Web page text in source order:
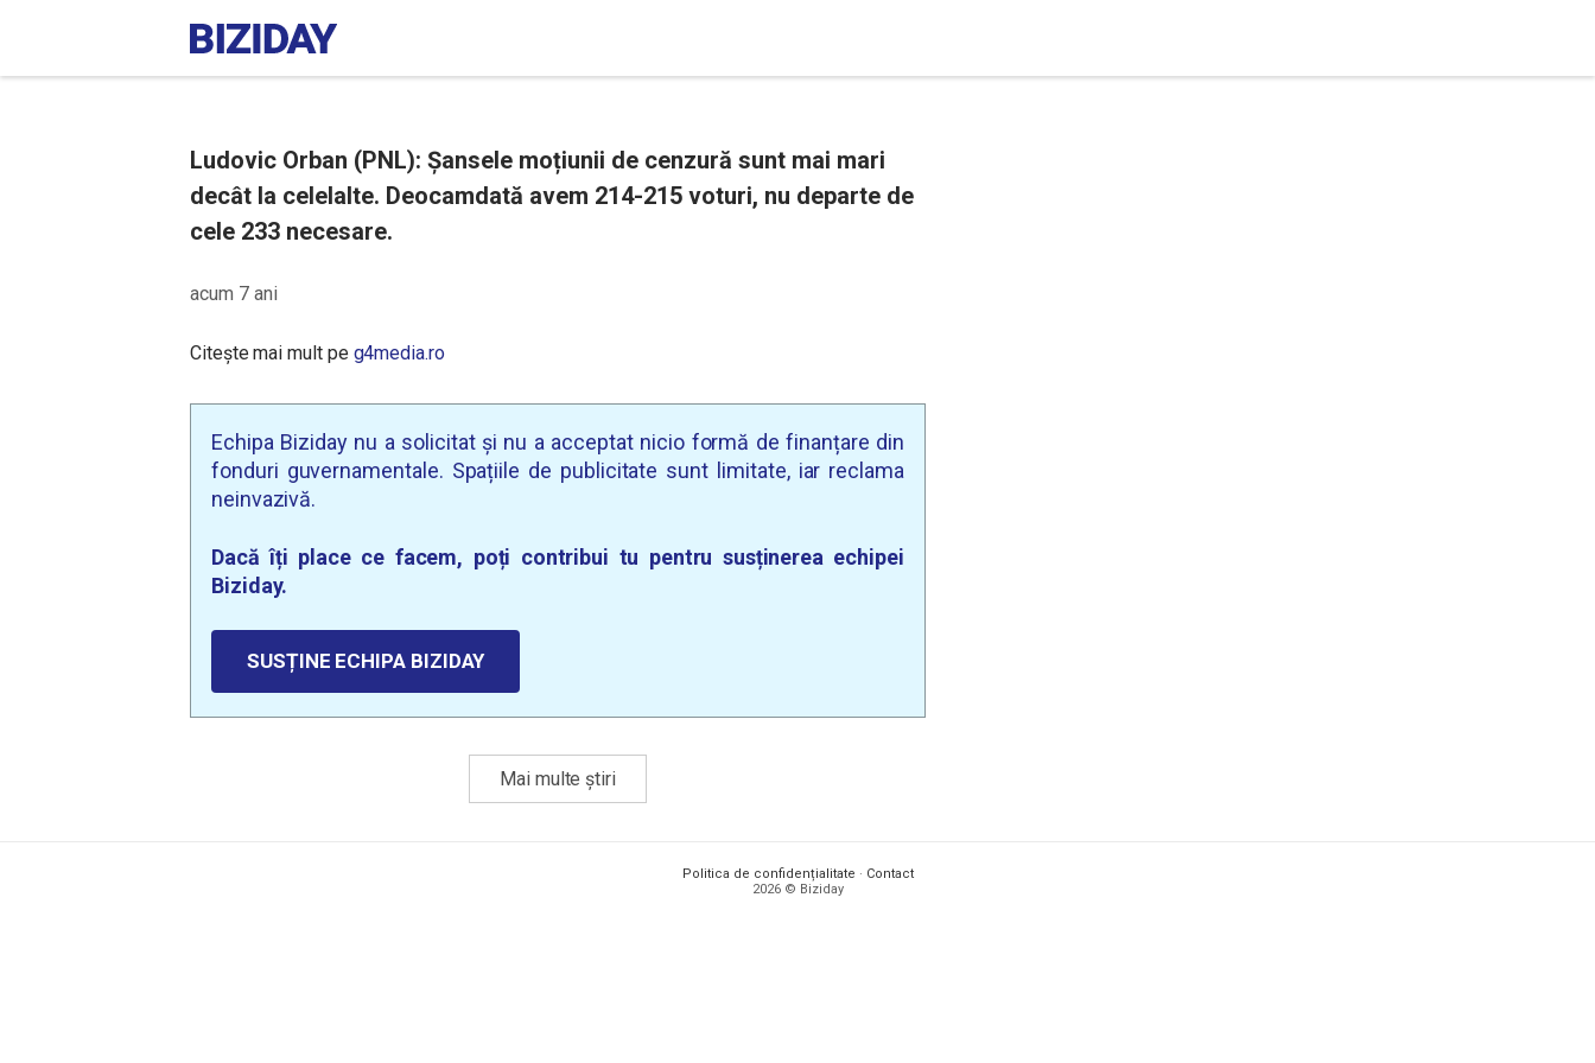
Ludovic Orban (PNL): Șansele moțiunii de cenzură sunt mai mari
decât la celelalte. Deocamdată avem 214-215 voturi, nu departe de
cele 233 necesare.
acum 7 ani
Citește mai mult pe g4media.ro
Echipa Biziday nu a solicitat și nu a acceptat nicio formă de finanțare din
fonduri guvernamentale. Spațiile de publicitate sunt limitate, iar reclama
neinvazivă.
Dacă îți place ce facem, poți contribui tu pentru susținerea echipei
Biziday.
SUSȚINE ECHIPA BIZIDAY
Mai multe știri
Politica de confidențialitate · Contact
2026 © Biziday